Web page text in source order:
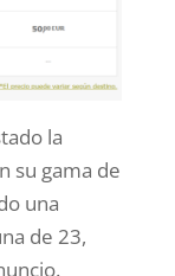
la
su gama de
una
de 23,